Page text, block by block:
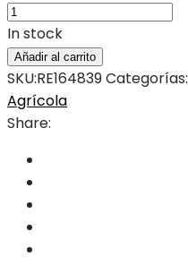
In stock
Añadir al carrito
SKU:RE164839Categorías:
Agrícola
Share: